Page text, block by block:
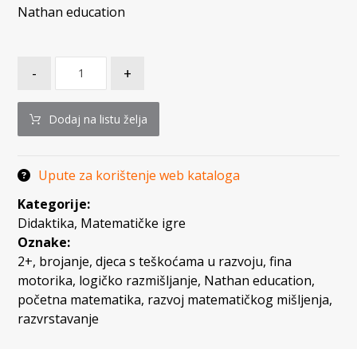
Nathan education
- +
Dodaj na listu želja
Upute za korištenje web kataloga
Kategorije:
Didaktika, Matematičke igre
Oznake:
2+, brojanje,djeca s teškoćama u razvoju,fina
motorika, logičko razmišljanje, Nathan education,
početna matematika, razvoj matematičkog mišljenja,
razvrstavanje